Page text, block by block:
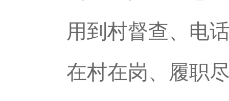
用到村督查、电
在村在岗、履职